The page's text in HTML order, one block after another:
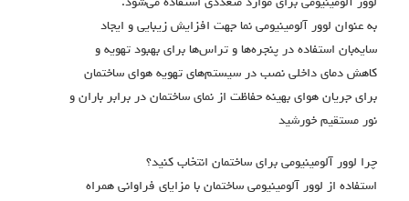
به عنوان لوور آلومینیومی نما جهت افزایش زیبایی و ایجاد
سایه‌بان استفاده در پنجره‌ها و تراس‌ها برای بهبود تهویه و
کاهش دمای داخلی نصب در سیستم‌های تهویه هوای ساختمان
برای جریان هوای بهینه حفاظت از نمای ساختمان در برابر باران و
نور مستقیم خورشید
چرا لوور آلومینیومی برای ساختمان انتخاب کنید؟
استفاده از لوور آلومینیومی ساختمان با مزایای فراوانی همراه